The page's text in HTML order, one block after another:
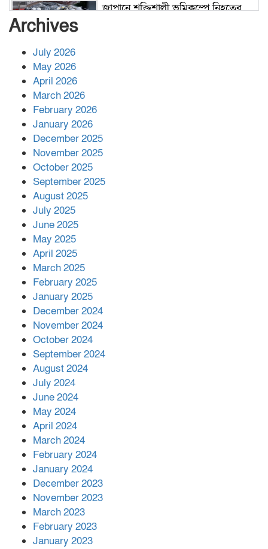
জাপানে শক্তিশালী ভূমিকম্পে নিহতের
পর ফোন তারেক রহমানের,গ্যাস সঙ্কট
সহায়তা দিলেন সাচিং প্রু জেরী
Archives
July 2026
May 2026
April 2026
March 2026
February 2026
January 2026
December 2025
November 2025
October 2025
September 2025
August 2025
July 2025
June 2025
May 2025
April 2025
March 2025
February 2025
January 2025
December 2024
November 2024
October 2024
September 2024
August 2024
July 2024
June 2024
May 2024
April 2024
March 2024
February 2024
January 2024
December 2023
November 2023
March 2023
February 2023
January 2023